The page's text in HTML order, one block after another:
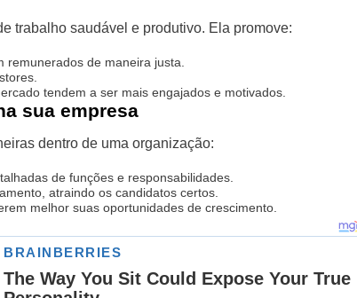
trabalho saudável e produtivo. Ela promove:
de maneira justa.
tendem a ser mais engajados e motivados.
sua empresa
dentro de uma organização:
de funções e responsabilidades.
atraindo os candidatos certos.
melhor suas oportunidades de crescimento.